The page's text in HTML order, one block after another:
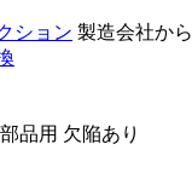
ション 製造会社から
部品用 欠陥あり